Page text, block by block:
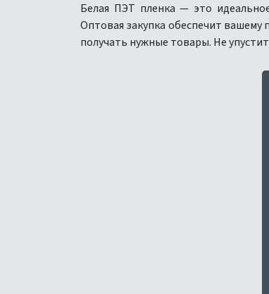
Белая ПЭТ пленка — это
Оптовая закупка обеспечит
получать нужные товары. Не